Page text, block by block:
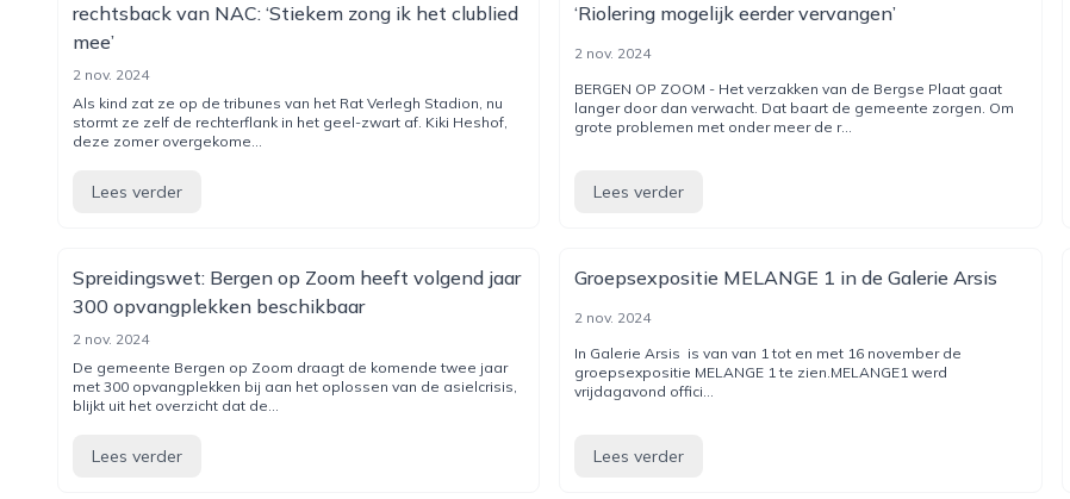
rechtsback van NAC: ‘Stiekem zong ik het clublied
mee’
2 nov. 2024
Als kind zat ze op de tribunes van het Rat Verlegh Stadion, nu
stormt ze zelf de rechterflank in het geel-zwart af. Kiki Heshof,
deze zomer overgekome...
Lees verder
‘Riolering mogelijk eerder vervangen’
2 nov. 2024
BERGEN OP ZOOM - Het verzakken van de Bergse Plaat gaat
langer door dan verwacht. Dat baart de gemeente zorgen. Om
grote problemen met onder meer de r...
Lees verder
Spreidingswet: Bergen op Zoom heeft volgend jaar
300 opvangplekken beschikbaar
2 nov. 2024
De gemeente Bergen op Zoom draagt de komende twee jaar
met 300 opvangplekken bij aan het oplossen van de asielcrisis,
blijkt uit het overzicht dat de...
Lees verder
Groepsexpositie MELANGE 1 in de Galerie Arsis
2 nov. 2024
In Galerie Arsis is van van 1 tot en met 16 november de
groepsexpositie MELANGE 1 te zien.MELANGE1 werd
vrijdagavond offici...
Lees verder